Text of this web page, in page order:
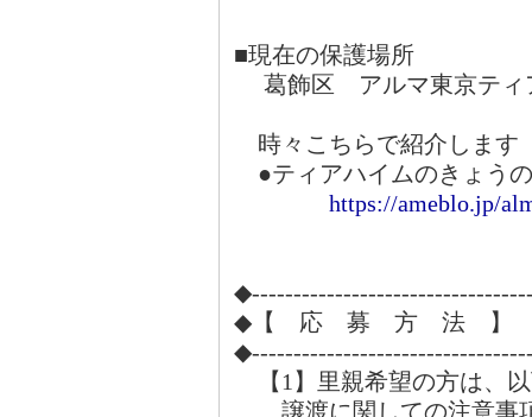
■現在の保護場所
葛飾区 アルマ東京ティ
時々こちらで紹介します
●ティアハイムのきょう
https://ameblo.jp/
◆【 応 募 方 法 】
【1】里親希望の方は、
譲渡に関しての注意事